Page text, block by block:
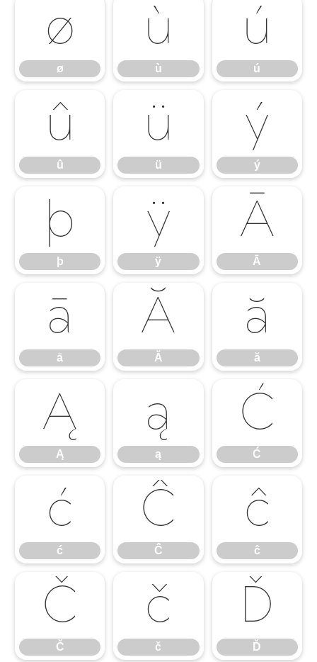
ø
ø
ù
ù
ú
ú
û
û
ü
ü
ý
ý
þ
þ
ÿ
ÿ
Ā
Ā
ā
ā
Ă
Ă
ă
ă
Ą
Ą
ą
ą
Ć
Ć
ć
ć
Ĉ
Ĉ
ĉ
ĉ
Č
Č
č
č
Ď
Ď